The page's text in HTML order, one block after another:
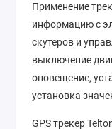
Применение
информацию с
скутеров и
выключение
оповещение,
установка
GPS трекер